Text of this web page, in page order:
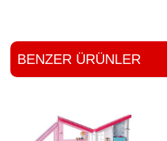
BENZER ÜRÜNLER